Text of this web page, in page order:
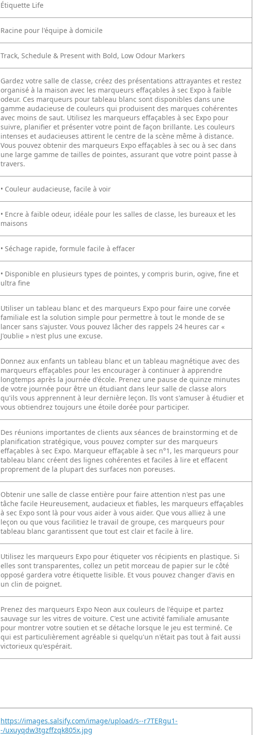
Étiquette Life
Racine pour l'équipe à domicile
Track, Schedule & Present with Bold, Low Odour Markers
Gardez votre salle de classe, créez des présentations attrayantes et restez
organisé à la maison avec les marqueurs effaçables à sec Expo à faible
odeur. Ces marqueurs pour tableau blanc sont disponibles dans une
gamme audacieuse de couleurs qui produisent des marques cohérentes
avec moins de saut. Utilisez les marqueurs effaçables à sec Expo pour
suivre, planifier et présenter votre point de façon brillante. Les couleurs
intenses et audacieuses attirent le centre de la scène même à distance.
Vous pouvez obtenir des marqueurs Expo effaçables à sec ou à sec dans
une large gamme de tailles de pointes, assurant que votre point passe à
travers.
• Couleur audacieuse, facile à voir
• Encre à faible odeur, idéale pour les salles de classe, les bureaux et les
maisons
• Séchage rapide, formule facile à effacer
• Disponible en plusieurs types de pointes, y compris burin, ogive, fine et
ultra fine
Utiliser un tableau blanc et des marqueurs Expo pour faire une corvée
familiale est la solution simple pour permettre à tout le monde de se
lancer sans s'ajuster. Vous pouvez lâcher des rappels 24 heures car «
J'oublie » n'est plus une excuse.
Donnez aux enfants un tableau blanc et un tableau magnétique avec des
marqueurs effaçables pour les encourager à continuer à apprendre
longtemps après la journée d'école. Prenez une pause de quinze minutes
de votre journée pour être un étudiant dans leur salle de classe alors
qu'ils vous apprennent à leur dernière leçon. Ils vont s'amuser à étudier et
vous obtiendrez toujours une étoile dorée pour participer.
Des réunions importantes de clients aux séances de brainstorming et de
planification stratégique, vous pouvez compter sur des marqueurs
effaçables à sec Expo. Marqueur effaçable à sec n°1, les marqueurs pour
tableau blanc créent des lignes cohérentes et faciles à lire et effacent
proprement de la plupart des surfaces non poreuses.
Obtenir une salle de classe entière pour faire attention n'est pas une
tâche facile Heureusement, audacieux et fiables, les marqueurs effaçables
à sec Expo sont là pour vous aider à vous aider. Que vous alliez à une
leçon ou que vous facilitiez le travail de groupe, ces marqueurs pour
tableau blanc garantissent que tout est clair et facile à lire.
Utilisez les marqueurs Expo pour étiqueter vos récipients en plastique. Si
elles sont transparentes, collez un petit morceau de papier sur le côté
opposé gardera votre étiquette lisible. Et vous pouvez changer d'avis en
un clin de poignet.
Prenez des marqueurs Expo Neon aux couleurs de l'équipe et partez
sauvage sur les vitres de voiture. C'est une activité familiale amusante
pour montrer votre soutien et se détache lorsque le jeu est terminé. Ce
qui est particulièrement agréable si quelqu'un n'était pas tout à fait aussi
victorieux qu'espérait.
https://images.salsify.com/image/upload/s--r7TERgu1-
-/uxuyqdw3tgzffzqk805x.jpg